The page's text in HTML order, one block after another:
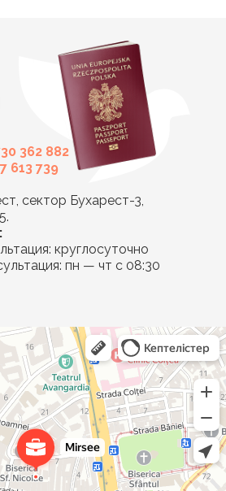
362 882
613 739
сектор Бухарест-3,
круглосуточно
пн — чт с 08:30